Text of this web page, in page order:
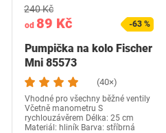
od 89 Kč
240 Kč
-63 %
Pumpička na kolo Fischer
Mni 85573
(40×)
Vhodné pro všechny běžné ventily
Včetně manometru S
rychlouzávěrem Délka: 25 cm
Materiál: hliník Barva: stříbrná